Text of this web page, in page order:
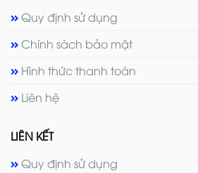
Quy định sử dụng
Chính sách bảo mật
Hình thức thanh toán
Liên hệ
LIÊN KẾT
Quy định sử dụng